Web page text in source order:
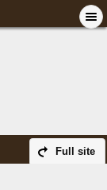
Full site